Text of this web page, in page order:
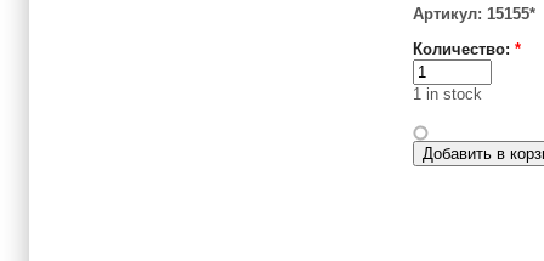
Артикул: 15155*
Количество: *
1 in stock